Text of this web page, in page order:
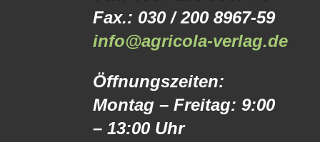
Fax.: 030 / 200 8967-59
info@agricola-verlag.de
Öffnungszeiten:
Montag – Freitag: 9:00
– 13:00 Uhr